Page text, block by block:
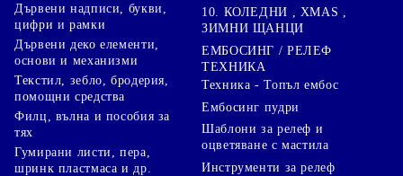
Дървени надписи, букви,
цифри и рамки
Дървени деко елементи,
основи и механизми
Текстил, зебло, бродерия,
помощни средства
Филц, вълна и пособия за
тях
Гумирани листи, пера,
шринк пластмаса и др.
10. КОЛЕДНИ , XMAS ,
ЗИМНИ ЩАНЦИ
ЕМБОСИНГ / РЕЛЕФ
ТЕХНИКА
Техника - Топъл ембос
Ембосинг пудри
Шаблони за релеф и
оцветяване с мастила
Инструменти за релеф